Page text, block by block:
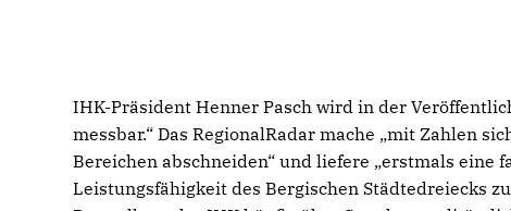
IHK-Präsident Henner Pasch wird in der
messbar.“ Das RegionalRadar mache „mit Zahlen
Bereichen abschneiden“ und liefere „erstmals
Leistungsfähigkeit des Bergischen Städtedreiecks